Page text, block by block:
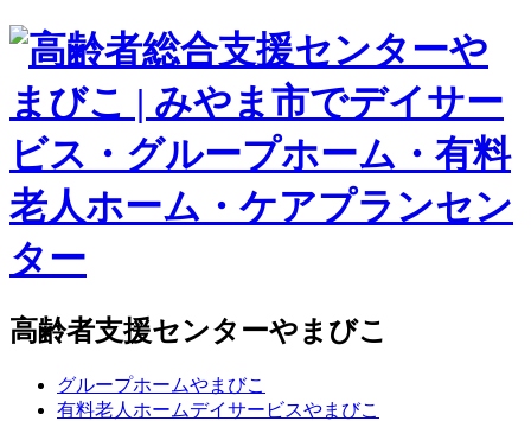
高齢者支援センターやまびこ
グループホームやまびこ
有料老人ホームデイサービスやまびこ